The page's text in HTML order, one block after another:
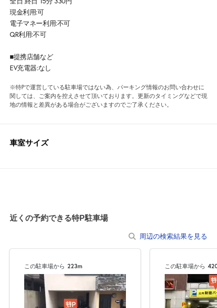
現金利用:可
電子マネー利用:不可
QR利用:不可
■提携店舗など
EV充電器:なし
※特Pで運営している駐車場ではない為、パーキング情報のお問い合わせに
関しては、ご案内を控えさせて頂いております。更新のタイミングなどで現
地の情報と差異がある場合がございますのでご了承ください。
車室サイズ
近くの予約できる特P駐車場
周辺の検索結果を見る
この駐車場から 223m この駐車場から